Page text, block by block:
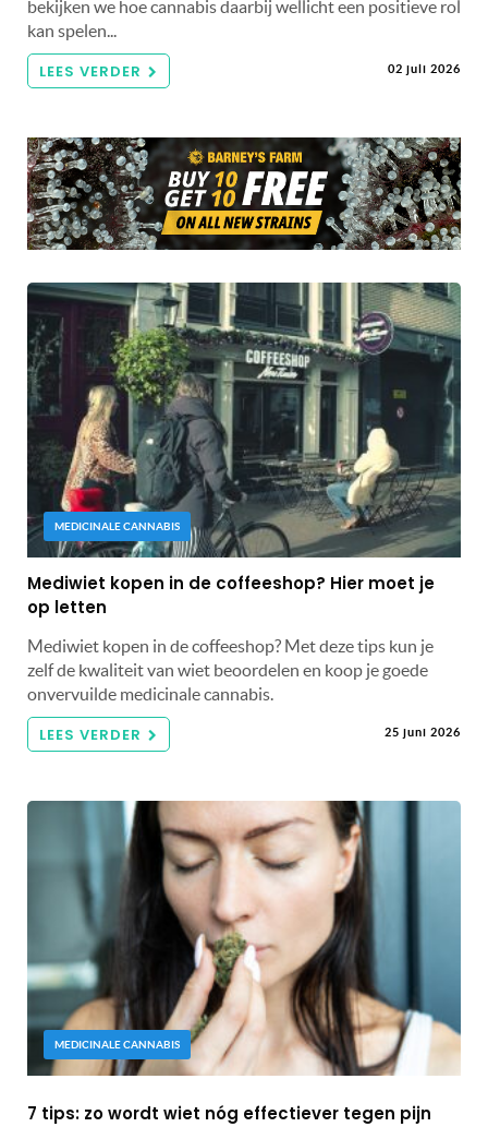
bekijken we hoe cannabis daarbij wellicht een positieve rol
kan spelen...
LEES VERDER 02 juli 2026
MEDICINALE CANNABIS
Mediwiet kopen in de coffeeshop? Hier moet je
op letten
Mediwiet kopen in de coffeeshop? Met deze tips kun je
zelf de kwaliteit van wiet beoordelen en koop je goede
onvervuilde medicinale cannabis.
LEES VERDER 25 juni 2026
MEDICINALE CANNABIS
7 tips: zo wordt wiet nóg effectiever tegen pijn